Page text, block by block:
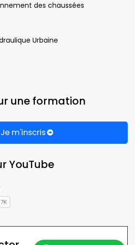
des chaussées
Urbaine
une formation
Je m'inscris
YouTube